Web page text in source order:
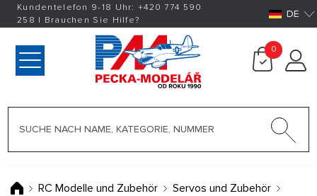
Kundentelefon 9-18 Uhr: +420774 590
258 | Brauchen Sie Hilfe? DE
0
RC Modelle und Zubehör
Servos und Zubehör